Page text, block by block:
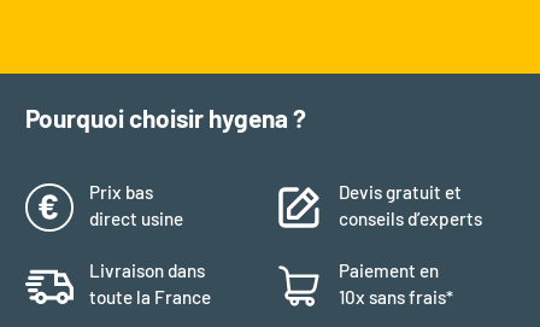
Pourquoi choisir hygena ?
Prix bas
direct usine
Devis gratuit et
conseils d’experts
Livraison dans
toute la France
Paiement en
10x sans frais*